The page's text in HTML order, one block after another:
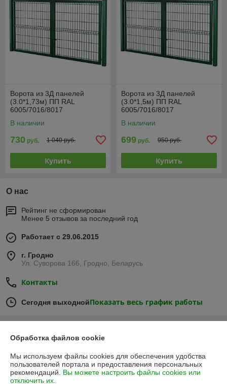
Ворота из 3Д панелей
(3.0*1,73м) ПП RAL
6005/7016/8017
В наличии
730 руб. 1 040 руб.
Купить
Ворота из 3Д панелей
(3.0*1,5м) ПП RAL
6005/7016/8017
В наличии
699 руб. 950 руб.
Купить
О нас
Рейтинг не сформирован
Менее 5 отзывов за последний год
Работает с 29.06.2015
г. Гродно
Ул. Суворова 166, Гродно, Беларусь
Контакты
Сегодня выходнойПоказать весь график работы
Отзывы о магазине
15 отзывов за всё время
15.12.2024
Владимир
Обработка файлов cookie
Мы используем файлы cookies для обеспечения удобства
пользователей портала и предоставления персональных
рекомендаций. Вы можете настроить файлы cookies или
отключить их.